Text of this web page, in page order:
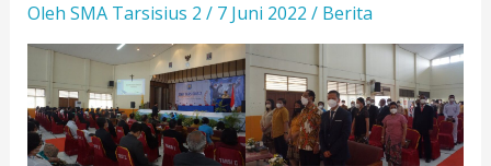
Oleh SMA Tarsisius 2 / 7 Juni 2022 / Berita